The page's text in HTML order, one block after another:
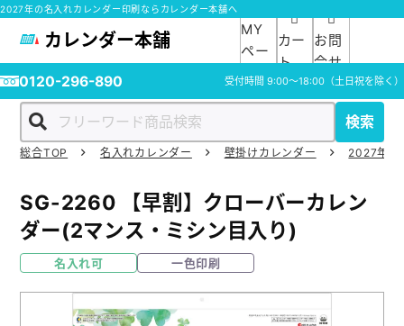
2027年の名入れカレンダー印刷ならカレンダー本舗へ
カレンダー本舗
検索
MY
ペー
ジ
カー
ト
お問
合せ
0120-296-890
受付時間 9:00～18:00 （土日祝を除く）
商品一覧
ご利用ガイド
入稿ガイド
総合TOP 名入れカレンダー 壁掛けカレンダー 2027年の
SG-2260
【早割】クローバーカレン
ダー(2マンス・ミシン目入り)
名入れ可 一色印刷